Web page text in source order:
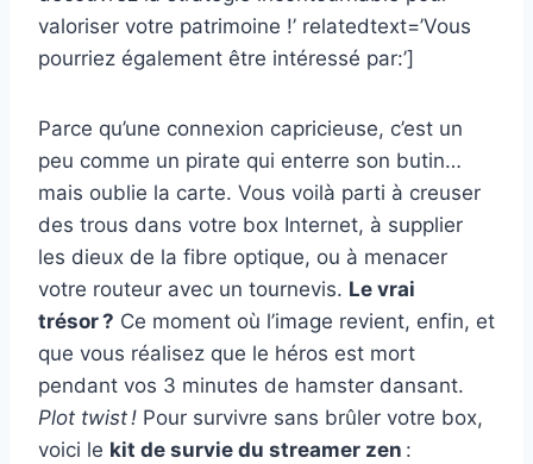
valoriser votre patrimoine !’ relatedtext=’Vous
pourriez également être intéressé par:’]
Parce qu’une connexion capricieuse, c’est un
peu comme un pirate qui enterre son butin…
mais oublie la carte. Vous voilà parti à creuser
des trous dans votre box Internet, à supplier
les dieux de la fibre optique, ou à menacer
votre routeur avec un tournevis. Le vrai
trésor ? Ce moment où l’image revient, enfin, et
que vous réalisez que le héros est mort
pendant vos 3 minutes de hamster dansant.
Plot twist ! Pour survivre sans brûler votre box,
voici le kit de survie du streamer zen :